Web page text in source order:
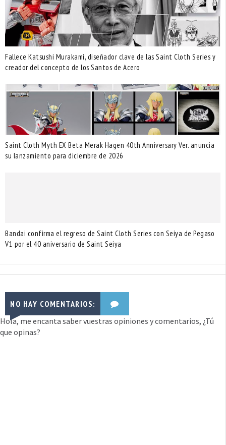
Fallece Katsushi Murakami, diseñador clave de las Saint Cloth Series y
creador del concepto de los Santos de Acero
Saint Cloth Myth EX Beta Merak Hagen 40th Anniversary Ver. anuncia
su lanzamiento para diciembre de 2026
Bandai confirma el regreso de Saint Cloth Series con Seiya de Pegaso
V1 por el 40 aniversario de Saint Seiya
NO HAY COMENTARIOS:
Hola, me encanta saber vuestras opiniones y comentarios, ¿Tú
que opinas?